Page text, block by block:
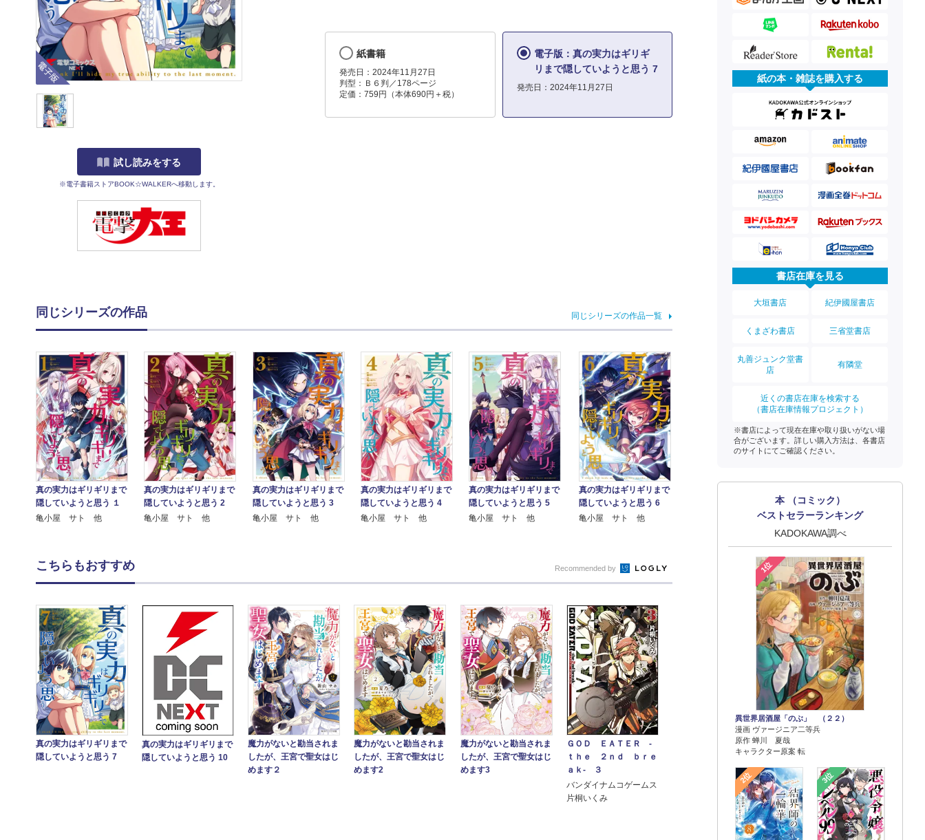
電子版
試し読みをする
※電子書籍ストアBOOK☆WALKERへ移動します。
紙書籍
発売日：2024年11月27日
判型：Ｂ６判／178ページ
定価：759円（本体690円＋税）
電子版：真の実力はギリギ
リまで隠していようと思う 7
発売日：2024年11月27日
同じシリーズの作品 同じシリーズの作品一覧
真の実力はギリギリまで
隠していようと思う １
亀小屋 サト 他
真の実力はギリギリまで
隠していようと思う 2
亀小屋 サト 他
真の実力はギリギリまで
隠していようと思う 3
亀小屋 サト 他
真の実力はギリギリまで
隠していようと思う 4
亀小屋 サト 他
真の実力はギリギリまで
隠していようと思う 5
亀小屋 サト 他
真の実力はギリギリまで
隠していようと思う 6
亀小屋 サト 他
紙の本・雑誌を購入する
書店在庫を見る
大垣書店 紀伊國屋書店
くまざわ書店 三省堂書店
丸善ジュンク堂書
店
有隣堂
近くの書店在庫を検索する
（書店在庫情報プロジェクト）
※書店によって現在在庫や取り扱いがない場
合がございます。詳しい購入方法は、各書店
のサイトにてご確認ください。
本 （コミック）
ベストセラーランキング
KADOKAWA調べ
1位
異世界居酒屋「のぶ」 （２２）
漫画 ヴァージニア二等兵
原作 蝉川 夏哉
キャラクター原案 転
2位 3位
こちらもおすすめ Recommended by
真の実力はギリギリまで
隠していようと思う 7
真の実力はギリギリまで
隠していようと思う 10
魔力がないと勘当されま
したが、王宮で聖女はじ
めます２
魔力がないと勘当されま
したが、王宮で聖女はじ
めます2
魔力がないと勘当されま
したが、王宮で聖女はじ
めます3
ＧＯＤ ＥＡＴＥＲ ‐
ｔｈｅ ２ｎｄ ｂｒｅ
ａｋ‐ ３
バンダイナムコゲームス
片桐いくみ